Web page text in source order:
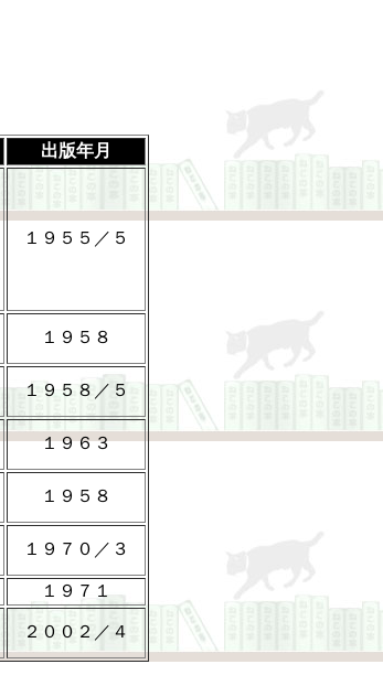
出版年月
１９５５／５
１９５８
１９５８／５
１９６３
１９５８
１９７０／３
１９７１
２００２／４